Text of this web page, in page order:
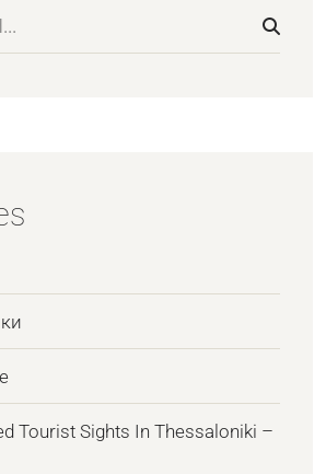
Tourist Sights In Thessaloniki –